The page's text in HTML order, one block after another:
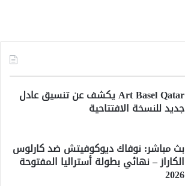
Art Basel Qatar يكشف عن تنسيق عادل
جديد للنسخة الافتتاحية
بث مباشر: نوفاك ديوكوفيتش ضد كارلوس
الكاراز – نهائي بطولة أستراليا المفتوحة
2026